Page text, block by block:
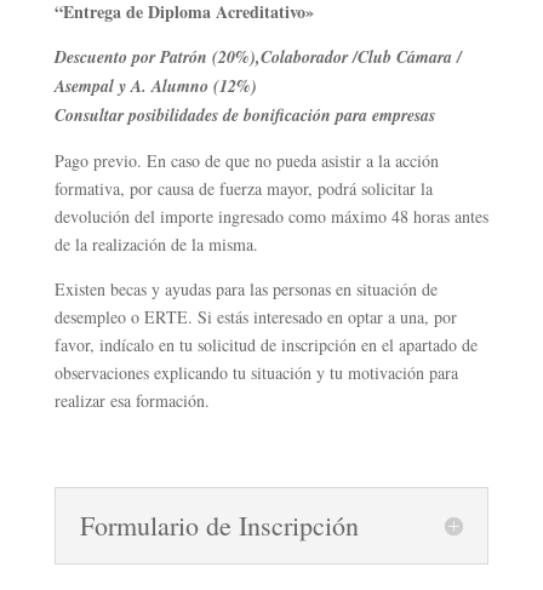
“Entrega de Diploma Acreditativo»
Descuento por Patrón (20%),Colaborador /Club Cámara /
Asempal y A. Alumno (12%)
Consultar posibilidades de bonificación para empresas
Pago previo. En caso de que no pueda asistir a la acción
formativa, por causa de fuerza mayor, podrá solicitar la
devolución del importe ingresado como máximo 48 horas antes
de la realización de la misma.
Existen becas y ayudas para las personas en situación de
desempleo o ERTE. Si estás interesado en optar a una, por
favor, indícalo en tu solicitud de inscripción en el apartado de
observaciones explicando tu situación y tu motivación para
realizar esa formación.
Formulario de Inscripción